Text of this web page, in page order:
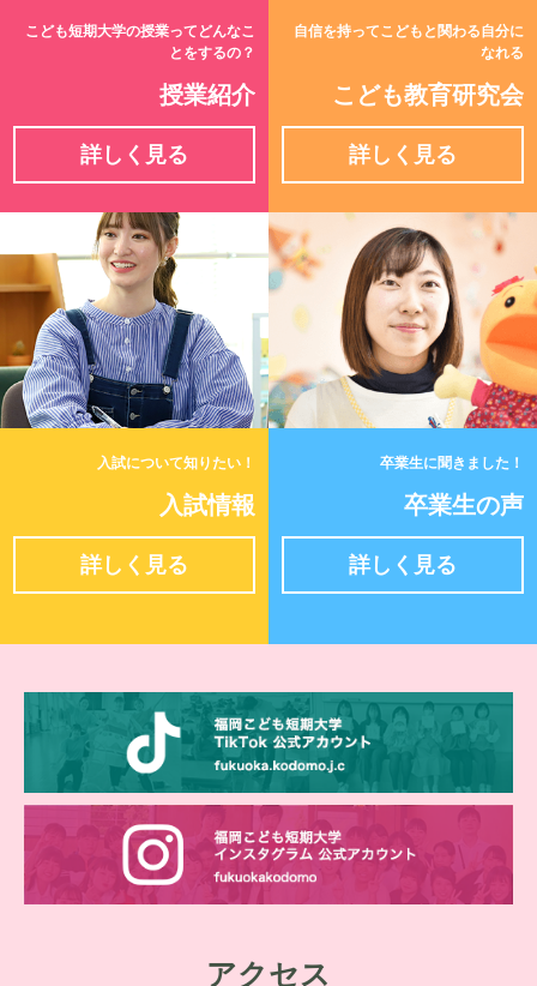
こども短期大学の授業ってどんなこ
とをするの？
授業紹介
詳しく見る
自信を持ってこどもと関わる自分に
なれる
こども教育研究会
詳しく見る
入試について知りたい！
入試情報
詳しく見る
卒業生に聞きました！
卒業生の声
詳しく見る
アクセス